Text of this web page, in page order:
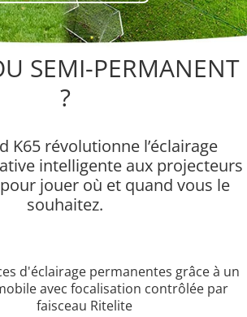
SEMI-PERMANENT
?
K65 révolutionne l’éclairage
intelligente aux projecteurs
jouer où et quand vous le
souhaitez.
d'éclairage permanentes grâce à un
avec focalisation contrôlée par
faisceau Ritelite